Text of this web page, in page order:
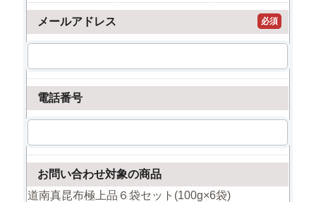
メールアドレス 必須
電話番号
お問い合わせ対象の商品
道南真昆布極上品６袋セット(100g×6袋)